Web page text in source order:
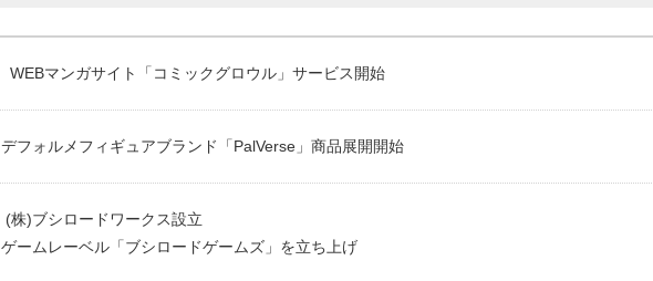
WEBマンガサイト「コミックグロウル」サービス開始
デフォルメフィギュアブランド「PalVerse」商品展開開始
(株)ブシロードワークス設立
ゲームレーベル「ブシロードゲームズ」を立ち上げ